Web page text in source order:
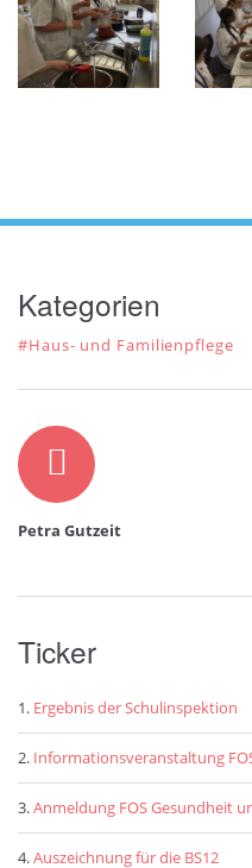
Kategorien
#Haus- und Familienpflege
Autor
Petra Gutzeit
Ticker
Ergebnis der Schulinspektion
Informationsveranstaltung
Anmeldung FOS Gesundheit
Auszeichnung für die BS12